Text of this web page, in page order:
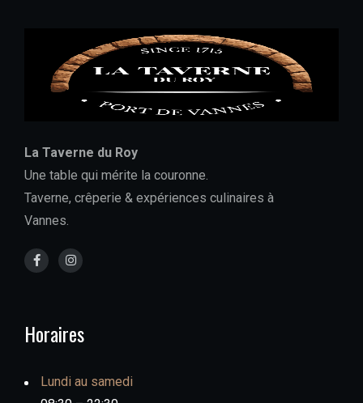
La Taverne du Roy
Une table qui mérite la couronne.
Taverne, crêperie & expériences culinaires à
Vannes.
Horaires
Lundi au samedi